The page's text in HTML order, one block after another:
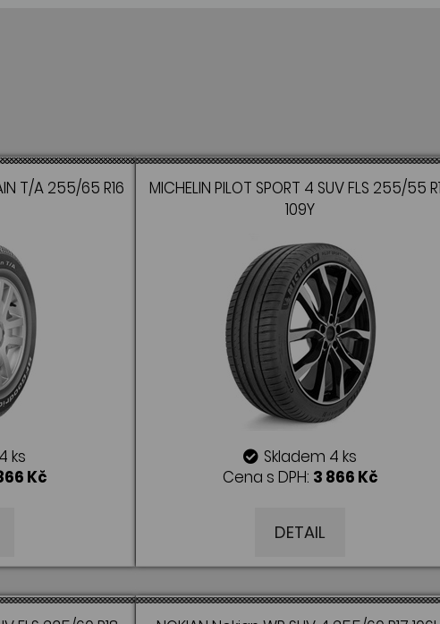
T/A 255/65 R16
ks
Kč
MICHELIN PILOT SPORT 4 SUV FLS 255/55
109Y
Skladem 4 ks
Cena s DPH: 3 866 Kč
DETAIL